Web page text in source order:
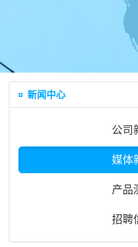
新闻中心
公司
媒体
产品
招聘